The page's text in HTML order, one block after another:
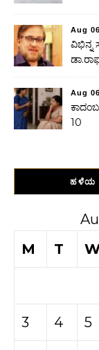
Aug
Aug
10
ಹಳೆಯ
M
T
3 4 5